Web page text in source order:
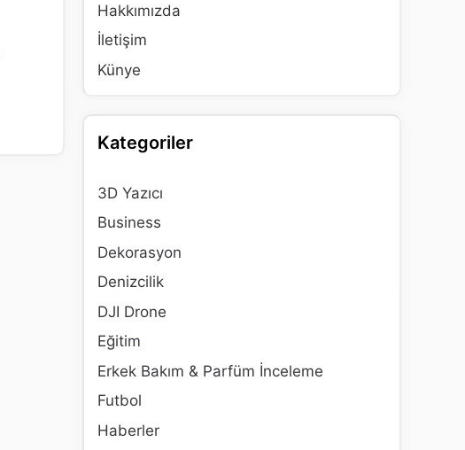
Hakkımızda
İletişim
Künye
Kategoriler
3D Yazıcı
Business
Dekorasyon
Denizcilik
DJI Drone
Eğitim
Erkek Bakım & Parfüm İnceleme
Futbol
Haberler